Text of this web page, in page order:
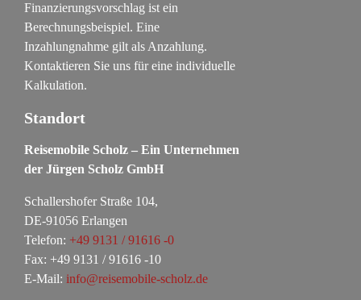
Finanzierungsvorschlag ist ein
Berechnungsbeispiel. Eine
Inzahlungnahme gilt als Anzahlung.
Kontaktieren Sie uns für eine individuelle
Kalkulation.
Standort
Reisemobile Scholz – Ein Unternehmen
der Jürgen Scholz GmbH
Schallershofer Straße 104,
DE-91056 Erlangen
Telefon: +49 9131 / 91616 -0
Fax: +49 9131 / 91616 -10
E-Mail: info@reisemobile-scholz.de